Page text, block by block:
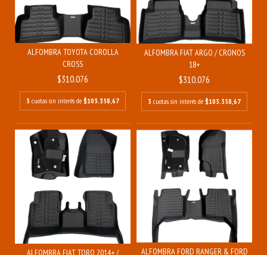
ALFOMBRA TOYOTA COROLLA
CROSS
$310.076
3 cuotas sin interés de $103.358,67
ALFOMBRA FIAT ARGO / CRONOS
18+
$310.076
3 cuotas sin interés de $103.358,67
ALFOMBRA FIAT TORO 2014+ /
ALFOMBRA FORD RANGER & FORD